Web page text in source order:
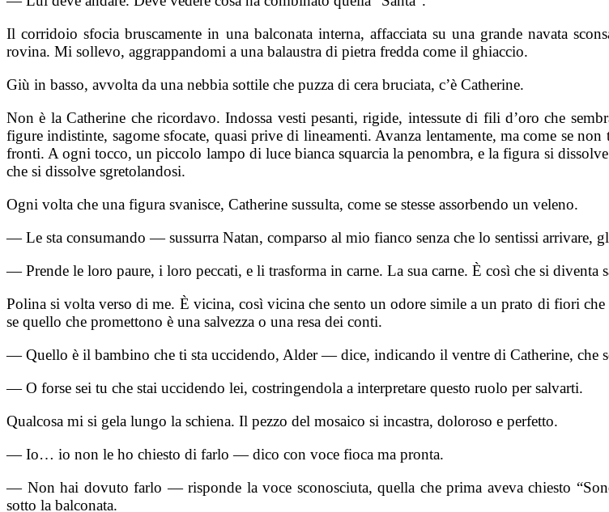
Il corridoio sfocia bruscamente in una balconata interna, affacciata su una grande navata
rovina. Mi sollevo, aggrappandomi a una balaustra di pietra fredda come il ghiaccio.
Giù in basso, avvolta da una nebbia sottile che puzza di cera bruciata, c’è Catherine.
Non è la Catherine che ricordavo. Indossa vesti pesanti, rigide, intessute di fili d’oro che
figure indistinte, sagome sfocate, quasi prive di lineamenti. Avanza lentamente, ma come se
fronti. A ogni tocco, un piccolo lampo di luce bianca squarcia la penombra, e la figura si
che si dissolve sgretolandosi.
Ogni volta che una figura svanisce, Catherine sussulta, come se stesse assorbendo un veleno.
— Le sta consumando — sussurra Natan, comparso al mio fianco senza che lo sentissi arrivare,
— Prende le loro paure, i loro peccati, e li trasforma in carne. La sua carne. È così che si
Polina si volta verso di me. È vicina, così vicina che sento un odore simile a un prato di fiori
se quello che promettono è una salvezza o una resa dei conti.
— Quello è il bambino che ti sta uccidendo, Alder — dice, indicando il ventre di Catherine, che
— O forse sei tu che stai uccidendo lei, costringendola a interpretare questo ruolo per salvarti.
Qualcosa mi si gela lungo la schiena. Il pezzo del mosaico si incastra, doloroso e perfetto.
— Io… io non le ho chiesto di farlo — dico con voce fioca ma pronta.
— Non hai dovuto farlo — risponde la voce sconosciuta, quella che prima aveva chiesto
sotto la balconata.